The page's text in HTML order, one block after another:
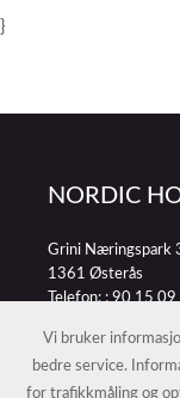
}
NORDIC
Grini Næringspark
1361 Østerås
Telefon: :90 15 09
Vi bruker
bedre service.
for trafikkmåling og